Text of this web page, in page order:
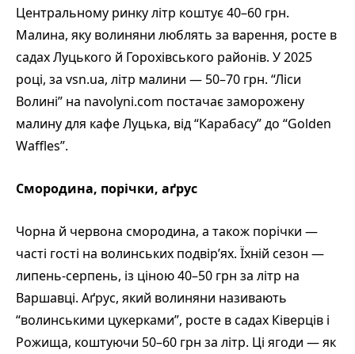
Центральному ринку літр коштує 40–60 грн.
Малина, яку волиняни люблять за варення, росте в
садах Луцького й Горохівського районів. У 2025
році, за vsn.ua, літр малини — 50–70 грн. “Ліси
Волині” на navolyni.com постачає заморожену
малину для кафе Луцька, від “Карабасу” до “Golden
Waffles”.
Смородина, порічки, аґрус
Чорна й червона смородина, а також порічки —
часті гості на волинських подвір’ях. Їхній сезон —
липень-серпень, із ціною 40–50 грн за літр на
Варшавці. Аґрус, який волиняни називають
“волинськими цукерками”, росте в садах Ківерців і
Рожища, коштуючи 50–60 грн за літр. Ці ягоди — як